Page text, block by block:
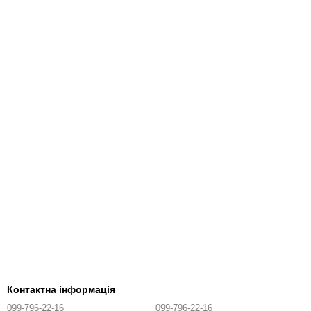
Контактна інформація
099-796-22-16 099-796-22-16